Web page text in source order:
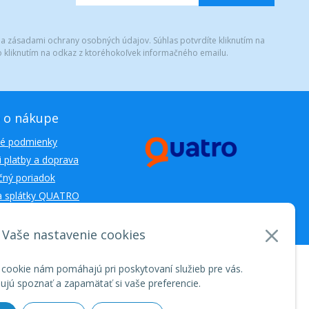
Vaše nastavenie cookies
nám pomáhajú pri poskytovaní služieb pre vás.
spoznať a zapamätať si vaše preferencie.
ochrany osobných údajov. Súhlas potvrdíte kliknutím na
na odkaz z ktoréhokoľvek informačného emailu.
nákupe
podmienky
platby a doprava
poriadok
splátky QUATRO
WEBYGROUP • dbartzvyšovanie návštevnosti•